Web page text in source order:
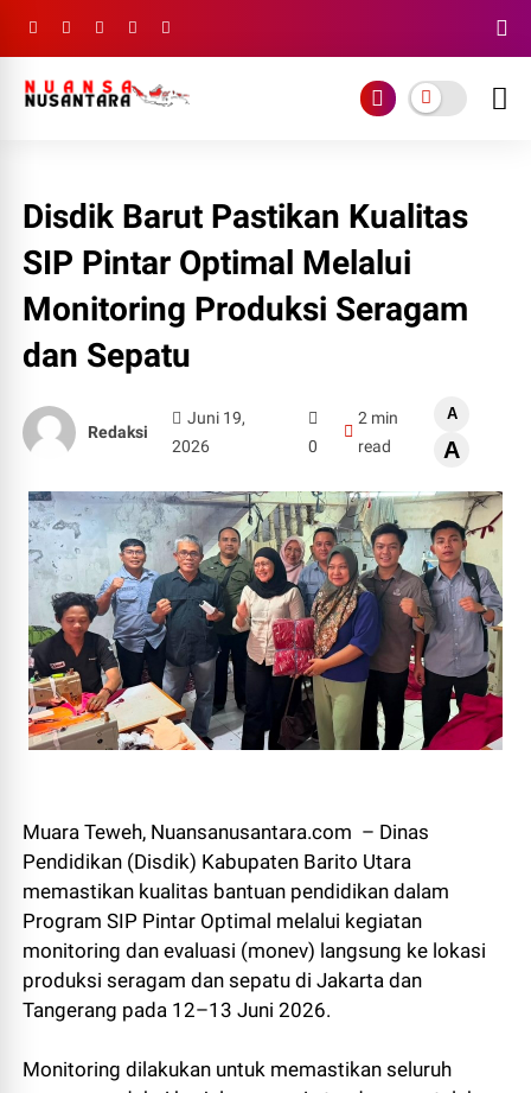
Disdik Barut Pastikan Kualitas
SIP Pintar Optimal Melalui
Monitoring Produksi Seragam
dan Sepatu
Redaksi
Juni 19,
2026
0
2 min
read
A
A
Muara Teweh, Nuansanusantara.com – Dinas
Pendidikan (Disdik) Kabupaten Barito Utara
memastikan kualitas bantuan pendidikan dalam
Program SIP Pintar Optimal melalui kegiatan
monitoring dan evaluasi (monev) langsung ke lokasi
produksi seragam dan sepatu di Jakarta dan
Tangerang pada 12–13 Juni 2026.
Monitoring dilakukan untuk memastikan seluruh